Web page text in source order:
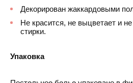
Декорирован жаккардовыми
Не красится, не выцветает и
стирки.
Упаковка